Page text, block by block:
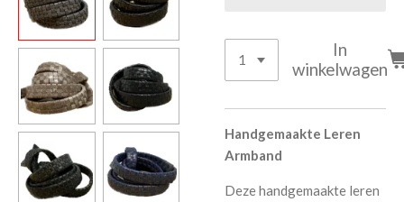
In
winkelwagen
Handgemaakte Leren
Armband
Deze handgemaakte leren